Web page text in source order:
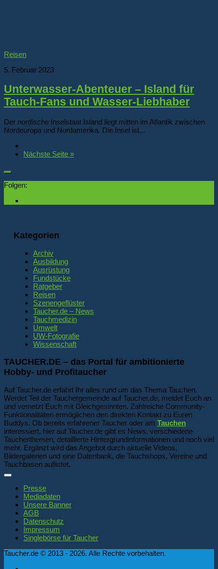
Reisen
5. Februar 2023
Unterwasser-Abenteuer – Island für
Tauch-Fans und Wasser-Liebhaber
Der nordische Inselstaat Island liegt mitten im Atlantik zwischen
Nordeuropa und Nordamerika. Die Insel ist...
Nächste Seite »
Folgen:
Kategorien
Archiv
Ausbildung
Ausrüstung
Fundstücke
Ratgeber
Reisen
Szenengeflüster
Taucher.de – News
Tauchmedizin
Umwelt
UW-Fotografie
Wissenschaft
TAUCHER.DE – das Portal für ambitionierte
Hobby- und Profitaucher
Auf Taucher.de erfahrt Ihr alles rund um das Thema Tauchen.
Werdet Teil der Tauchergemeinde auf Taucher.de, meldet Euch an
und vernetzt Euch mit Gleichgesinnten. Zahlreiche Community-
Funktionalitäten ermöglichen den direkten Kontakt zu Euren
Buddys. Ob bereits erfahrener Taucher oder am Tauchen
interessiert, hier auf Taucher.de gibt es News, verschiedene
Taucherthemen, detaillierte Hintergrundinformationen und noch viel
mehr. Ergänzt wird das Angebot durch aktuelle Videos,
Bildergalerien und eine Datenbank, die Tauchshops, Vereine und
Tauchbasen auflistet.
Presse
Mediadaten
Unsere Banner
AGB
Datenschutz
Impressum
Singlebörse für Taucher
Taucher.de © 2013 - 2026. Alle Rechte vorbehalten.